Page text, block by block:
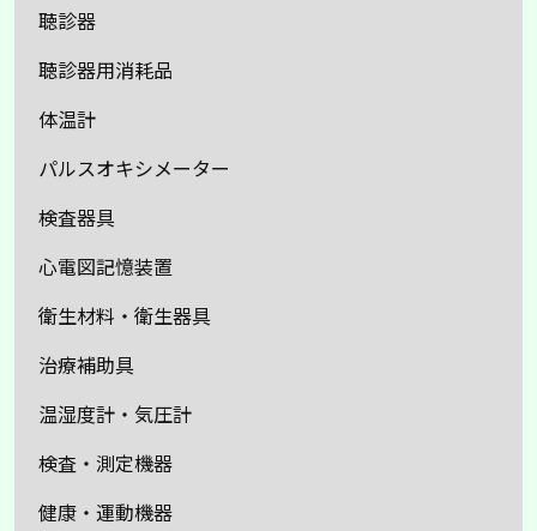
聴診器
聴診器用消耗品
体温計
パルスオキシメーター
検査器具
心電図記憶装置
衛生材料・衛生器具
治療補助具
温湿度計・気圧計
検査・測定機器
健康・運動機器